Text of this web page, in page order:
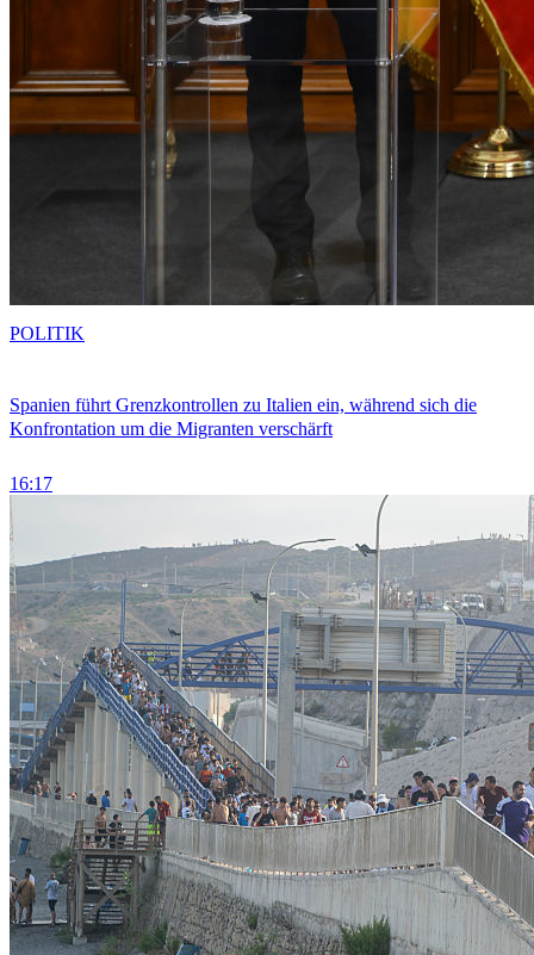
Spanien führt Grenzkontrollen zu Italien ein, während sich die
Konfrontation um die Migranten verschärft
16:17
POLITIK